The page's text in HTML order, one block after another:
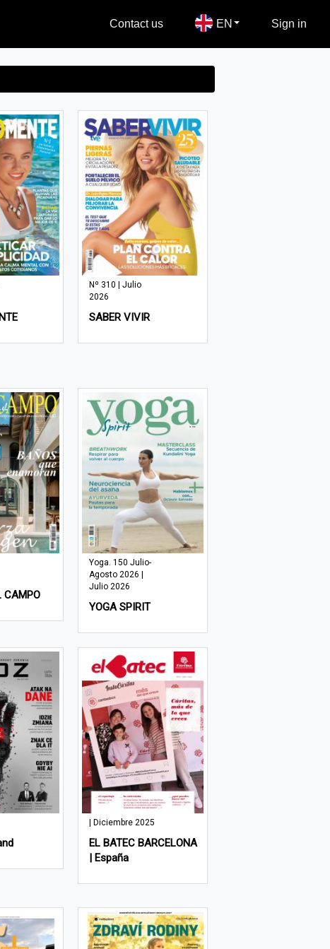
Contact us EN Sign in
Nº 310 | Julio
2026
SABER VIVIR
CAMPO
Yoga. 150 Julio-
Agosto 2026 |
Julio 2026
YOGA SPIRIT
| Diciembre 2025
EL BATEC BARCELONA
| España